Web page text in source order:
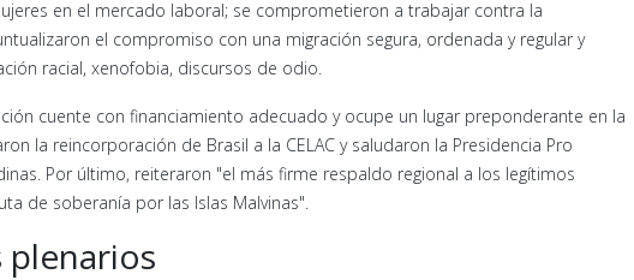
en el mercado laboral; se comprometieron a trabajar contra la
el compromiso con una migración segura, ordenada y regular y
racial, xenofobia, discursos de odio.
cuente con financiamiento adecuado y ocupe un lugar preponderante en la
la reincorporación de Brasil a la CELAC y saludaron la Presidencia Pro
Por último, reiteraron "el más firme respaldo regional a los legítimos
de soberanía por las Islas Malvinas".
plenarios